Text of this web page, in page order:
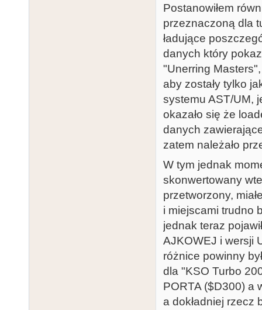
16 19
00008170:
03 07
00008180:
04 7d
Postanowiłem
przeznaczoną dla
ładujące
danych który
"Unerring
aby zostały tylko
systemu AST/UM,
okazało się że
danych
zatem należało
W tym jednak
skonwertowany
przetworzony,
i miejscami trudno
jednak teraz
AJKOWEJ i wersji
różnice powinny
dla "KSO Turbo
PORTA ($D300) a
a dokładniej rzecz